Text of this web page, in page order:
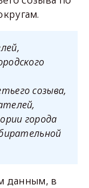
созыва,
города
данным, в